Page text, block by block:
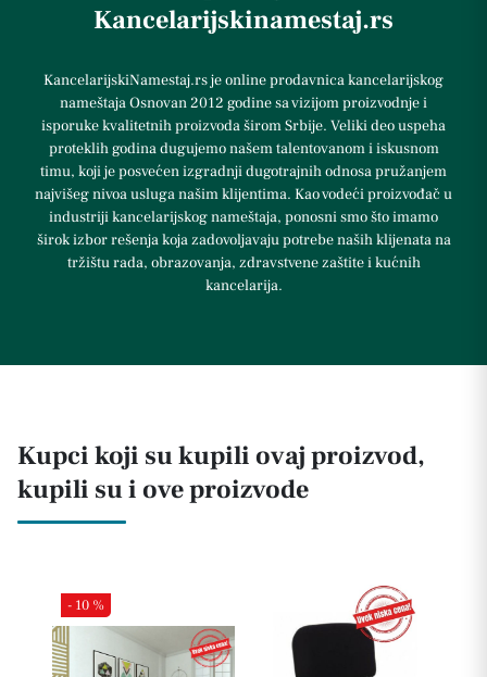
Kancelarijskinamestaj.rs
KancelarijskiNamestaj.rs je online prodavnica kancelarijskog
nameštaja Osnovan 2012 godine sa vizijom proizvodnje i
isporuke kvalitetnih proizvoda širom Srbije. Veliki deo uspeha
proteklih godina dugujemo našem talentovanom i iskusnom
timu, koji je posvećen izgradnji dugotrajnih odnosa pružanjem
najvišeg nivoa usluga našim klijentima. Kao vodeći proizvođač u
industriji kancelarijskog nameštaja, ponosni smo što imamo
širok izbor rešenja koja zadovoljavaju potrebe naših klijenata na
tržištu rada, obrazovanja, zdravstvene zaštite i kućnih
kancelarija.
Kupci koji su kupili ovaj proizvod,
kupili su i ove proizvode
- 10 %